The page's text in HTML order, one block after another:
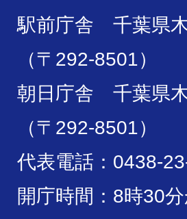
駅前庁舎 千葉県
（〒292-8501）
朝日庁舎 千葉県
（〒292-8501）
代表電話：0438-
開庁時間：8時30